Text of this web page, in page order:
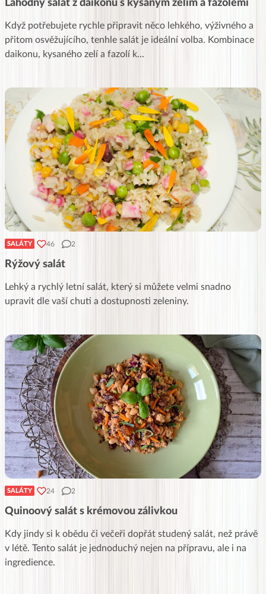
Lahodný salát z daikonu s kysaným zelím a fazolemi
Když potřebujete rychle připravit něco lehkého, výživného a
přitom osvěžujícího, tenhle salát je ideální volba. Kombinace
daikonu, kysaného zelí a fazolí k...
SALÁTY 46 2
Rýžový salát
Lehký a rychlý letní salát, který si můžete velmi snadno
upravit dle vaší chuti a dostupnosti zeleniny.
SALÁTY 24 2
Quinoový salát s krémovou zálivkou
Kdy jindy si k obědu či večeři dopřát studený salát, než právě
v létě. Tento salát je jednoduchý nejen na přípravu, ale i na
ingredience.